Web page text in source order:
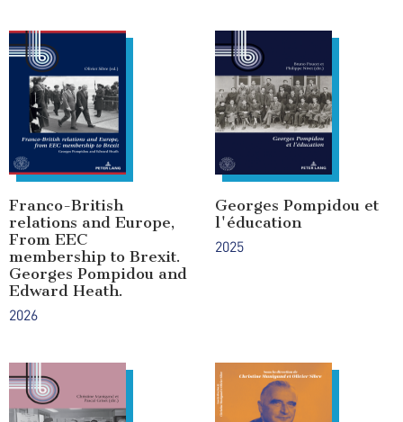
Franco-British
relations and Europe,
From EEC
membership to Brexit.
Georges Pompidou and
Edward Heath.
2026
Georges Pompidou et
l'éducation
2025